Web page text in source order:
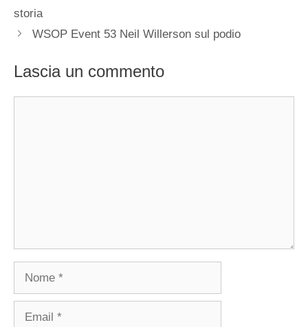
storia
WSOP Event 53 Neil Willerson sul podio
Lascia un commento
Nome
Email